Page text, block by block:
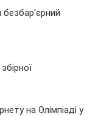
на Олімпіаді у